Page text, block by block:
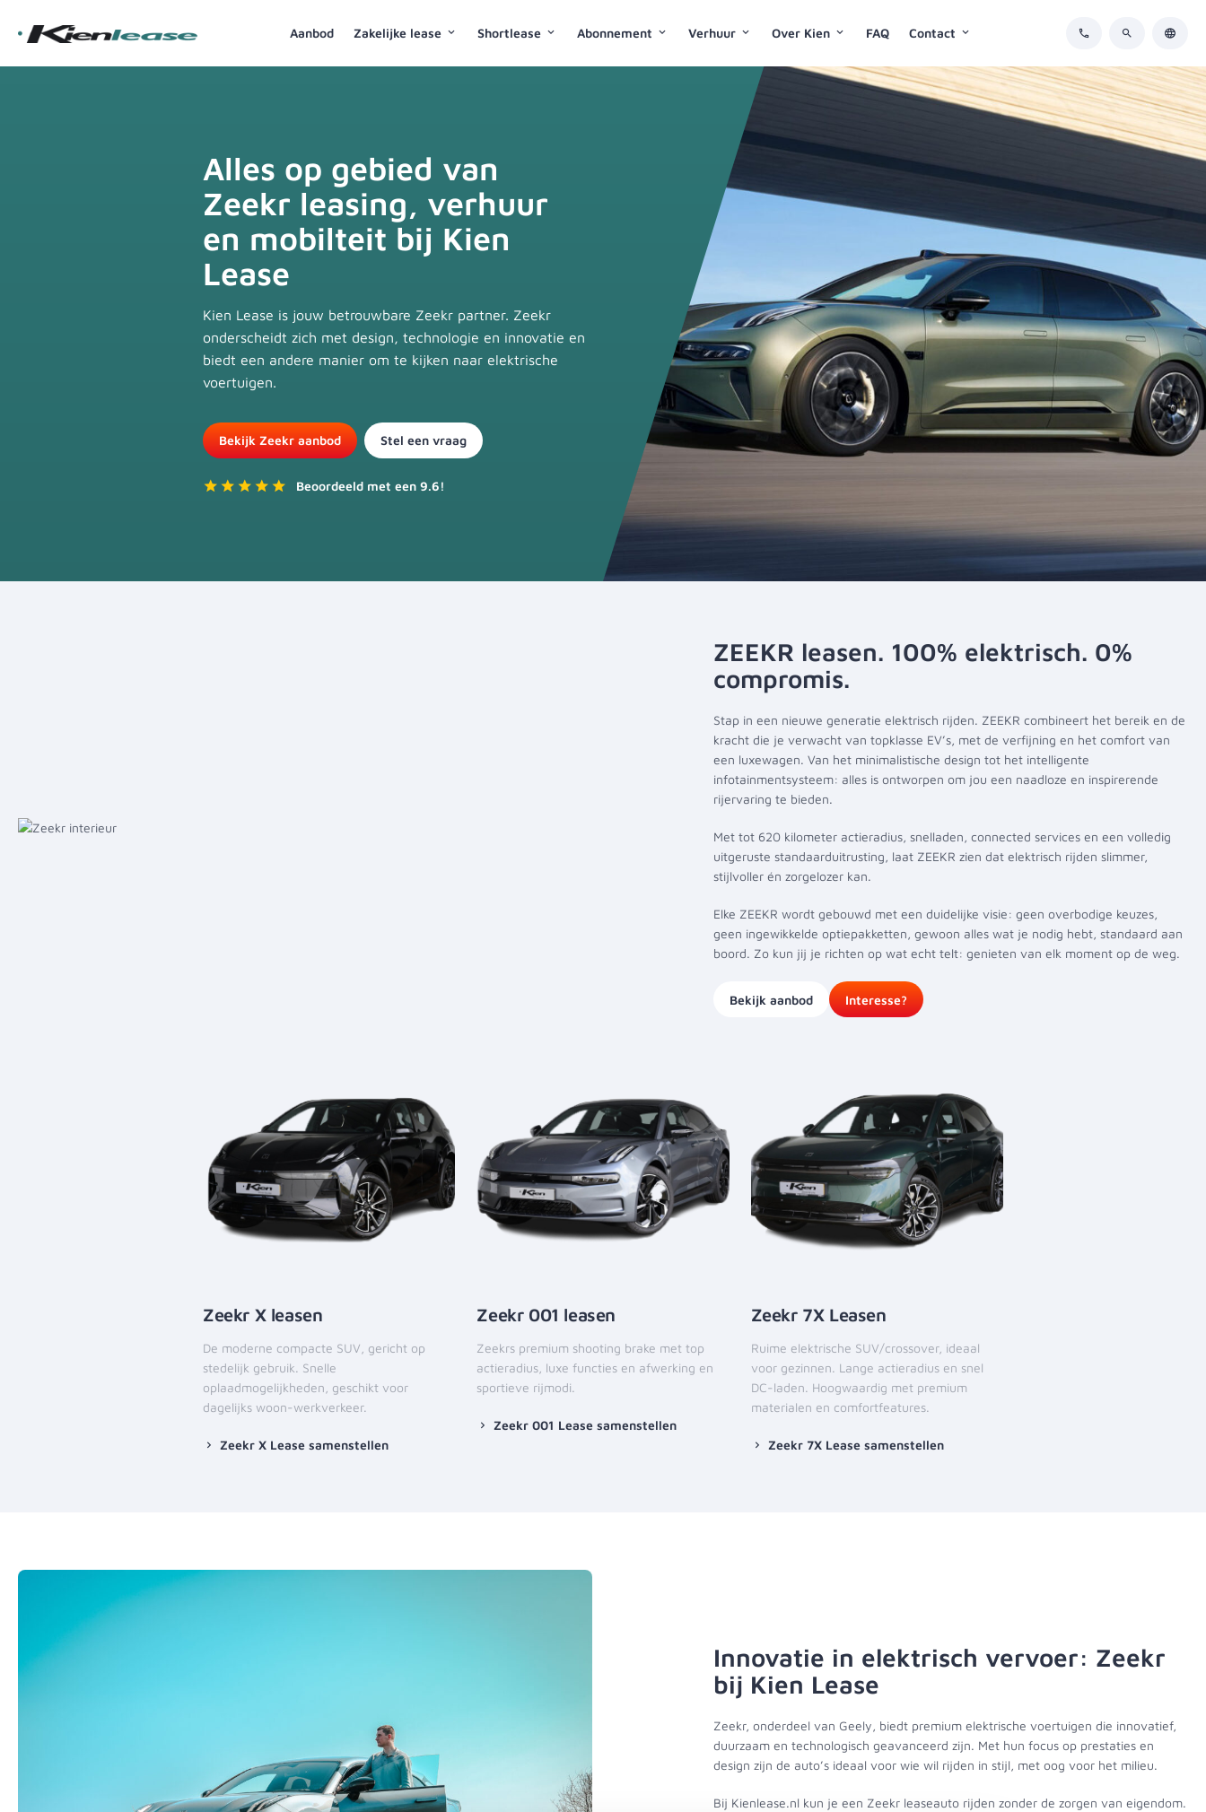
Aanbod Zakelijke lease Shortlease Abonnement Verhuur Over Kien FAQ Contact
Alles op gebied van
Zeekr leasing, verhuur
en mobilteit bij Kien
Lease
Kien Lease is jouw betrouwbare Zeekr partner. Zeekr
onderscheidt zich met design, technologie en innovatie en
biedt een andere manier om te kijken naar elektrische
voertuigen.
Bekijk Zeekr aanbod Stel een vraag
Beoordeeld met een 9.6!
ZEEKR leasen. 100% elektrisch. 0%
compromis.
Stap in een nieuwe generatie elektrisch rijden. ZEEKR combineert het bereik en de
kracht die je verwacht van topklasse EV’s, met de verfijning en het comfort van
een luxewagen. Van het minimalistische design tot het intelligente
infotainmentsysteem: alles is ontworpen om jou een naadloze en inspirerende
rijervaring te bieden.
Met tot 620 kilometer actieradius, snelladen, connected services en een volledig
uitgeruste standaarduitrusting, laat ZEEKR zien dat elektrisch rijden slimmer,
stijlvoller én zorgelozer kan.
Elke ZEEKR wordt gebouwd met een duidelijke visie: geen overbodige keuzes,
geen ingewikkelde optiepakketten, gewoon alles wat je nodig hebt, standaard aan
boord. Zo kun jij je richten op wat echt telt: genieten van elk moment op de weg.
Bekijk aanbod Interesse?
Zeekr X leasen
De moderne compacte SUV, gericht op
stedelijk gebruik. Snelle
oplaadmogelijkheden, geschikt voor
dagelijks woon-werkverkeer.
Zeekr X Lease samenstellen
Zeekr 001 leasen
Zeekrs premium shooting brake met top
actieradius, luxe functies en afwerking en
sportieve rijmodi.
Zeekr 001 Lease samenstellen
Zeekr 7X Leasen
Ruime elektrische SUV/crossover, ideaal
voor gezinnen. Lange actieradius en snel
DC-laden. Hoogwaardig met premium
materialen en comfortfeatures.
Zeekr 7X Lease samenstellen
Innovatie in elektrisch vervoer: Zeekr
bij Kien Lease
Zeekr, onderdeel van Geely, biedt premium elektrische voertuigen die innovatief,
duurzaam en technologisch geavanceerd zijn. Met hun focus op prestaties en
design zijn de auto’s ideaal voor wie wil rijden in stijl, met oog voor het milieu.
Bij Kienlease.nl kun je een Zeekr leaseauto rijden zonder de zorgen van eigendom.